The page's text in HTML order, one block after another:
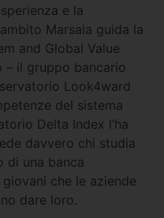
e la
Marsala guida la
and Global Value
– il gruppo bancario
Look4ward
del sistema
Delta Index l’ha
davvero chi studia
di una banca
che le aziende
dare loro.